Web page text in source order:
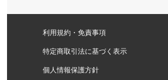
利用規約・免責事項
特定商取引法に基づく表示
個人情報保護方針